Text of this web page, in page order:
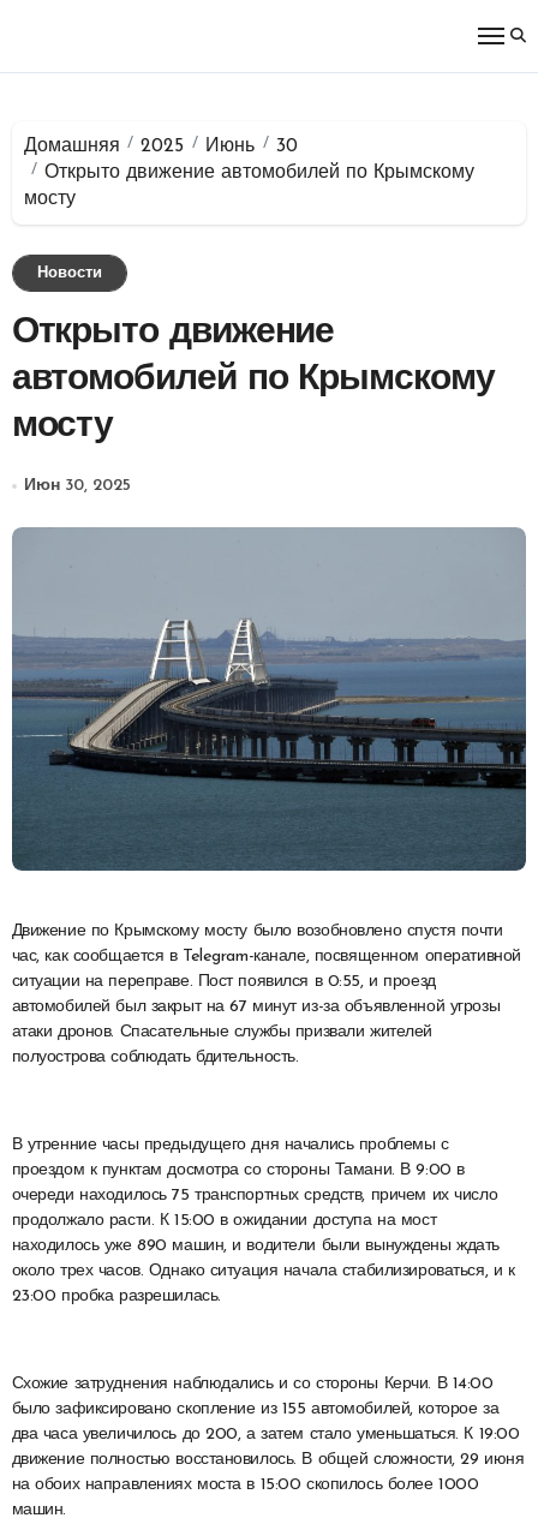
Домашняя 2025 Июнь
30
Открыто движение автомобилей по Крымскому
мосту
Новости
Открыто движение
автомобилей по Крымскому
мосту
Июн 30, 2025
Движение по Крымскому мосту было возобновлено спустя почти
час, как сообщается в Telegram-канале, посвященном оперативной
ситуации на переправе. Пост появился в 0:55, и проезд
автомобилей был закрыт на 67 минут из-за объявленной угрозы
атаки дронов. Спасательные службы призвали жителей
полуострова соблюдать бдительность.
В утренние часы предыдущего дня начались проблемы с
проездом к пунктам досмотра со стороны Тамани. В 9:00 в
очереди находилось 75 транспортных средств, причем их число
продолжало расти. К 15:00 в ожидании доступа на мост
находилось уже 890 машин, и водители были вынуждены ждать
около трех часов. Однако ситуация начала стабилизироваться, и к
23:00 пробка разрешилась.
Схожие затруднения наблюдались и со стороны Керчи. В 14:00
было зафиксировано скопление из 155 автомобилей, которое за
два часа увеличилось до 200, а затем стало уменьшаться. К 19:00
движение полностью восстановилось. В общей сложности, 29 июня
на обоих направлениях моста в 15:00 скопилось более 1000
машин.